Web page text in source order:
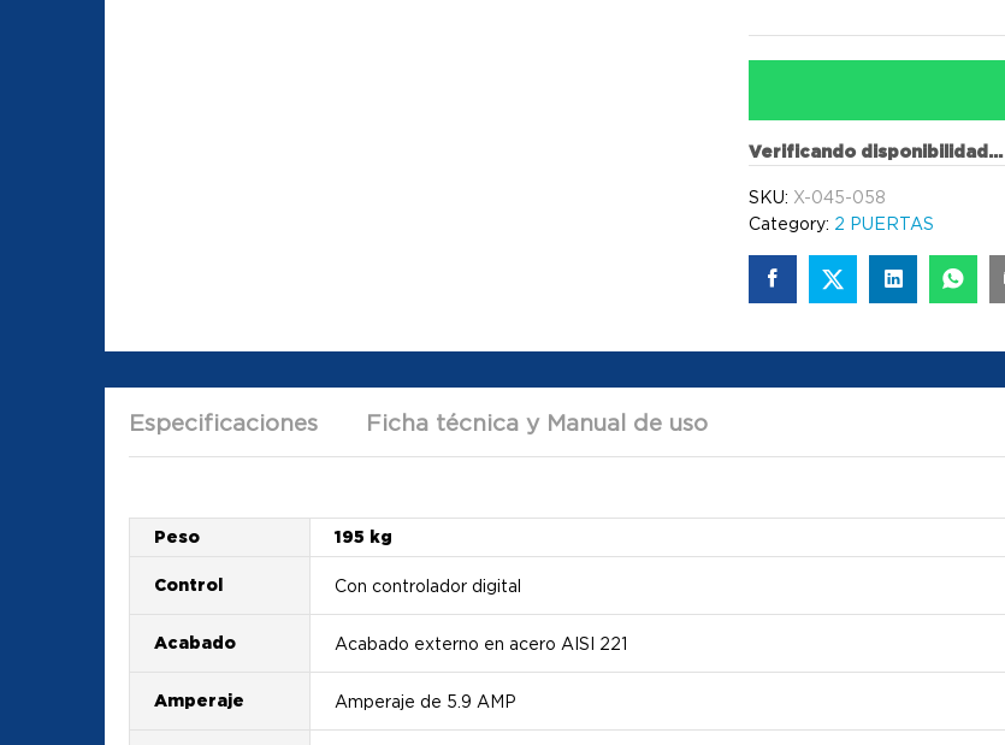
Verificando disponibilidad...
SKU: X-045-058
Category: 2 PUERTAS
Especificaciones Ficha técnica y Manual de uso
Peso 195 kg
Control Con controlador digital
Acabado Acabado externo en acero AISI 221
Amperaje Amperaje de 5.9 AMP